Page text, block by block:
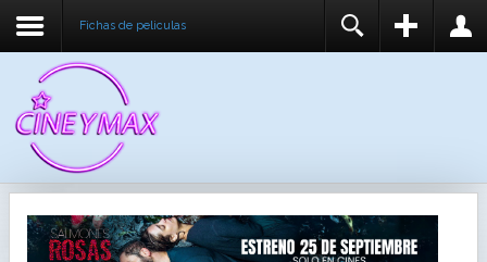
Fichas de peliculas
RECUÉRDEME
REGISTER